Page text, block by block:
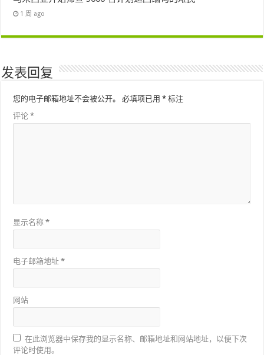
1 周 ago
发表回复
您的电子邮箱地址不会被公开。 必填项已用* 标注
评论*
显示名称*
电子邮箱地址*
网站
在此浏览器中保存我的显示名称、邮箱地址和网站地址，以便下次
评论时使用。